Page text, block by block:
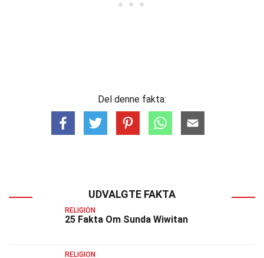
Del denne fakta:
UDVALGTE FAKTA
RELIGION
25 Fakta Om Sunda Wiwitan
RELIGION